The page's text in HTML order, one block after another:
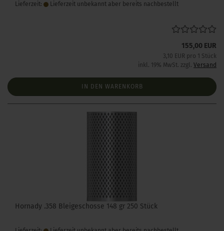
Lieferzeit: Lieferzeit unbekannt aber bereits nachbestellt
155,00 EUR
3,10 EUR pro 1 Stück
inkl. 19% MwSt. zzgl. Versand
IN DEN WARENKORB
Hornady .358 Bleigeschosse 148 gr 250 Stück